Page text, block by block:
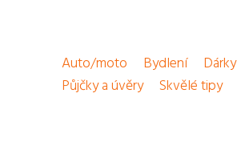
Auto/moto Bydlení Dárky
Půjčky a úvěry
Skvělé tipy